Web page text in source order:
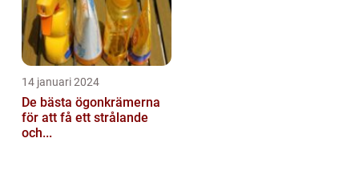
14 januari 2024
De bästa ögonkrämerna
för att få ett strålande
och...